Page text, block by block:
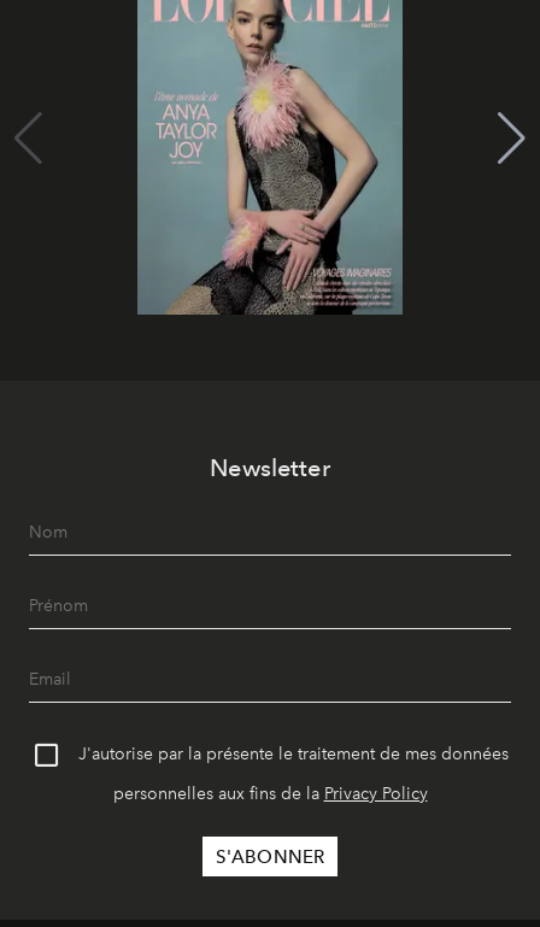
Newsletter
J'autorise par la présente le traitement de mes données
personnelles aux fins de la Privacy Policy